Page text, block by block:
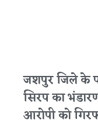
जशपुर जिले के
सिरप का
आरोपी को